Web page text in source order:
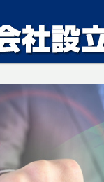
法、見つかります。